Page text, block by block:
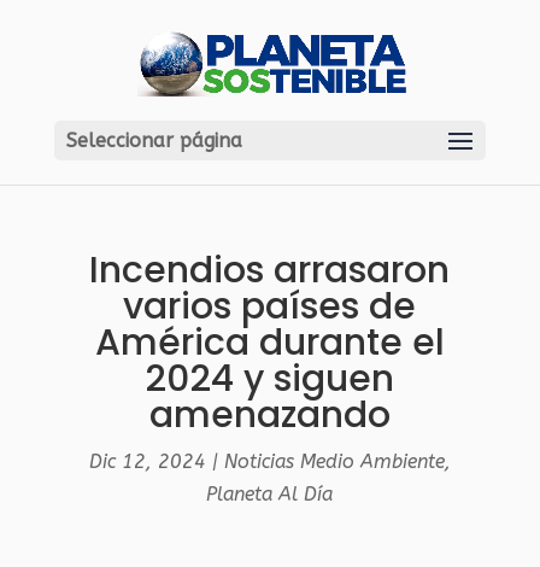
Seleccionar página
Incendios arrasaron
varios países de
América durante el
2024 y siguen
amenazando
Dic 12, 2024 | Noticias Medio Ambiente,
Planeta Al Día